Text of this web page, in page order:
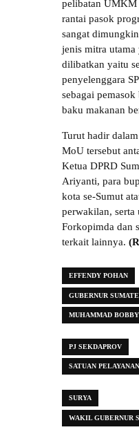
pelibatan UMKM
rantai pasok
sangat
jenis mitra utama
dilibatkan yaitu
penyelenggara
sebagai pemasok
baku makanan
Turut hadir
MoU tersebut
Ketua DPRD
Ariyanti, para
kota se-Sumut
perwakilan, serta
Forkopimda dan
terkait lainnya.
EFFENDY POHAN
GUBERNUR
MUHAMMAD
PJ SEKDAPROV
SATUAN PELAYANAN
SURYA
WAKIL GUBERNUR